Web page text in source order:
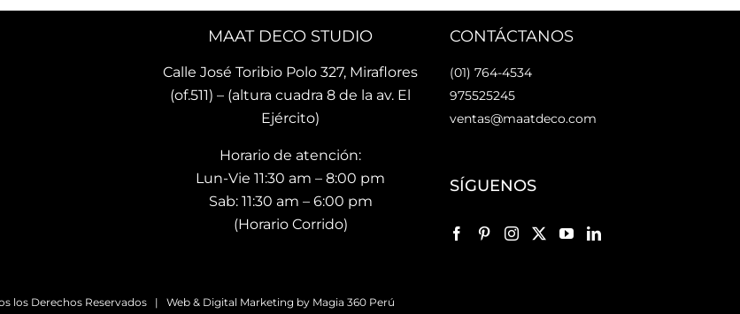
MAAT DECO STUDIO
Calle José Toribio Polo 327, Miraflores
(of.511) – (altura cuadra 8 de la av. El
Ejército)
Horario de atención:
Lun-Vie 11:30 am – 8:00 pm
Sab: 11:30 am – 6:00 pm
(Horario Corrido)
CONTÁCTANOS
(01) 764-4534
975525245
ventas@maatdeco.com
SÍGUENOS
los Derechos Reservados | Web & Digital Marketing by Magia 360 Perú